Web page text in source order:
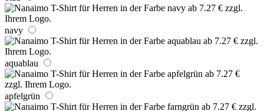
navy
aquablau
apfelgrün